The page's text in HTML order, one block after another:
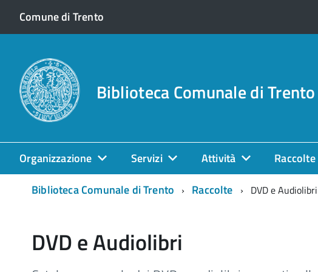
Comune di Trento
Biblioteca Comunale di Trento
Organizzazione Servizi Attività Raccolte
Biblioteca Comunale di Trento
Raccolte DVD e Audiolibri
DVD e Audiolibri